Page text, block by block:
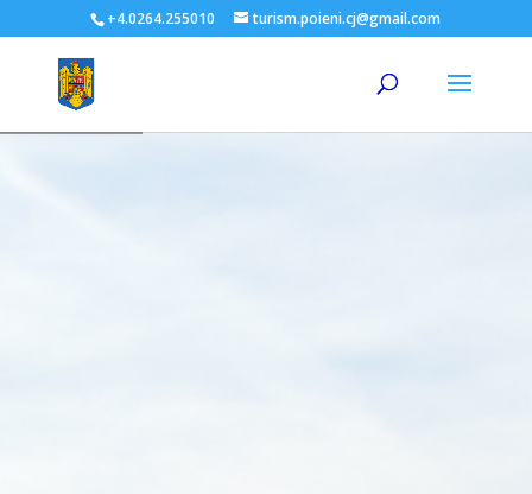
+4.0264.255010 turism.poieni.cj@gmail.com